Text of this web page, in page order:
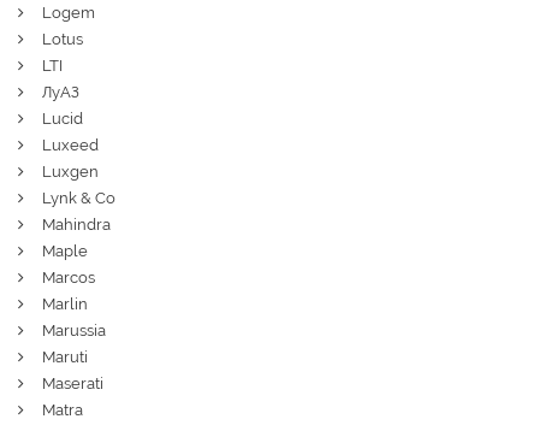
Logem
Lotus
LTI
ЛуАЗ
Lucid
Luxeed
Luxgen
Lynk & Co
Mahindra
Maple
Marcos
Marlin
Marussia
Maruti
Maserati
Matra